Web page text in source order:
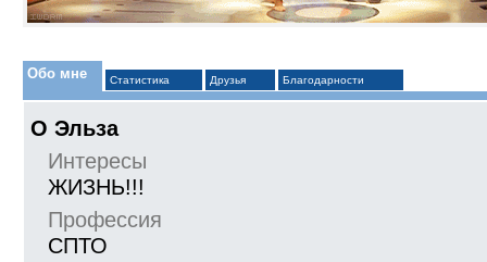
Обо мне Статистика Друзья Благодарности
О Эльза
Интересы
ЖИЗНЬ!!!
Профессия
СПТО